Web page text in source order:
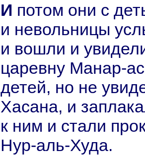
И потом они с детьми заплакали,
и невольницы
и вошли и
царевну Манaр-
детей, но не
Хаcaнa, и
к ним и стали
Нур-аль-Худа.